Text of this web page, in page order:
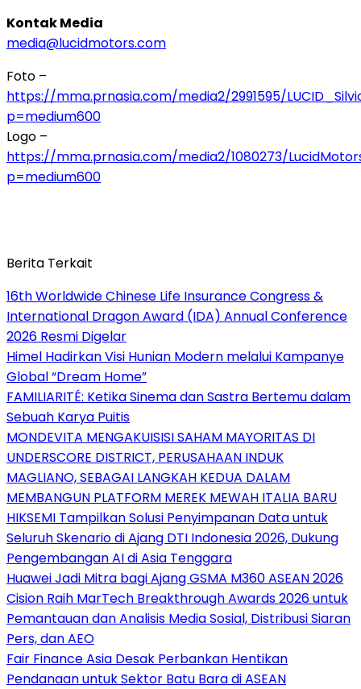
Kontak Media
media@lucidmotors.com
Foto –
https://mma.prnasia.com/media2/2991595/
p=medium600
Logo –
https://mma.prnasia.com/media2/1080273/
p=medium600
Berita Terkait
16th Worldwide Chinese Life Insurance Congress &
International Dragon Award (IDA) Annual Conference
2026 Resmi Digelar
Himel Hadirkan Visi Hunian Modern melalui Kampanye
Global “Dream Home”
FAMILIARITÉ: Ketika Sinema dan Sastra Bertemu dalam
Sebuah Karya Puitis
MONDEVITA MENGAKUISISI SAHAM MAYORITAS DI
UNDERSCORE DISTRICT, PERUSAHAAN INDUK
MAGLIANO, SEBAGAI LANGKAH KEDUA DALAM
MEMBANGUN PLATFORM MEREK MEWAH ITALIA BARU
HIKSEMI Tampilkan Solusi Penyimpanan Data untuk
Seluruh Skenario di Ajang DTI Indonesia 2026, Dukung
Pengembangan AI di Asia Tenggara
Huawei Jadi Mitra bagi Ajang GSMA M360 ASEAN 2026
Cision Raih MarTech Breakthrough Awards 2026 untuk
Pemantauan dan Analisis Media Sosial, Distribusi Siaran
Pers, dan AEO
Fair Finance Asia Desak Perbankan Hentikan
Pendanaan untuk Sektor Batu Bara di ASEAN